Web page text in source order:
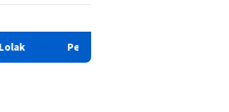
Pemkab Bolmong Raih Nilai Tertinggi